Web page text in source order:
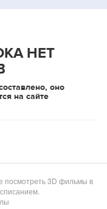
НЕТ
оно
на сайте
посмотреть 3D фильмы в